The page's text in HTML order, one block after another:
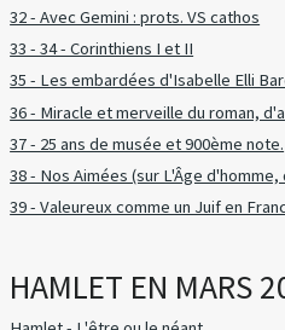
32 - Avec Gemini : prots. VS cathos
33 - 34 - Corinthiens I et II
35 - Les embardées d'Isabelle Elli
36 - Miracle et merveille du roman,
37 - 25 ans de musée et 900ème note.
38 - Nos Aimées (sur L'Âge
39 - Valeureux comme un Juif en
HAMLET EN MARS